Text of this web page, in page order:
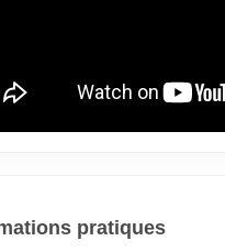
pratiques